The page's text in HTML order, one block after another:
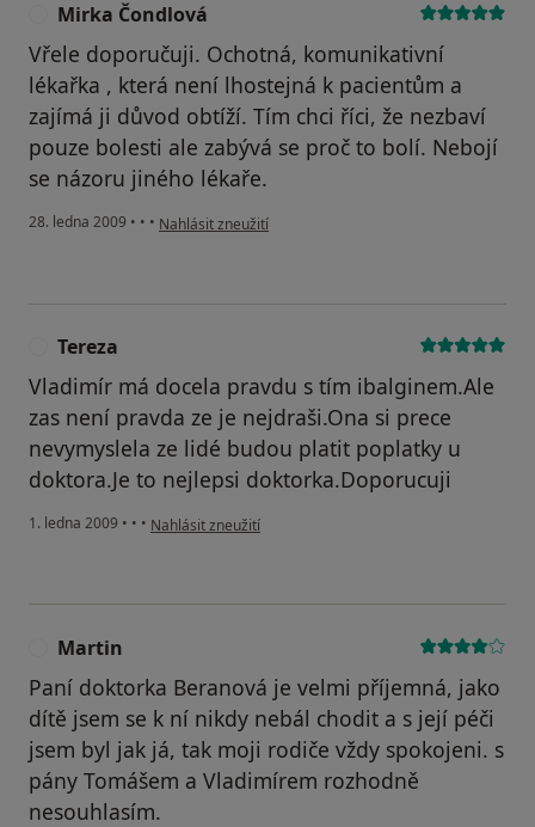
Mirka Čondlová
Vřele doporučuji. Ochotná, komunikativní
lékařka , která není lhostejná k pacientům a
zajímá ji důvod obtíží. Tím chci říci, že nezbaví
pouze bolesti ale zabývá se proč to bolí. Nebojí
se názoru jiného lékaře.
28. ledna 2009 • • • podle názoru uživatele Mirka Čondlová
Nahlásit zneužití
Tereza
Vladimír má docela pravdu s tím ibalginem.Ale
zas není pravda ze je nejdraši.Ona si prece
nevymyslela ze lidé budou platit poplatky u
doktora.Je to nejlepsi doktorka.Doporucuji
1. ledna 2009 • • • podle názoru uživatele Tereza
Nahlásit zneužití
Martin
Paní doktorka Beranová je velmi příjemná, jako
dítě jsem se k ní nikdy nebál chodit a s její péči
jsem byl jak já, tak moji rodiče vždy spokojeni. s
pány Tomášem a Vladimírem rozhodně
nesouhlasím.